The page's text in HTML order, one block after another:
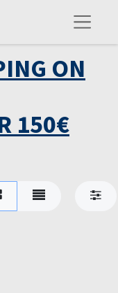
ON
150€